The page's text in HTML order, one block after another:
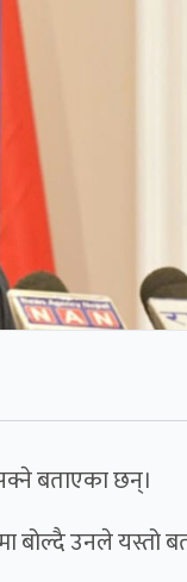
बताएका छन्।
बोल्दै उनले यस्तो